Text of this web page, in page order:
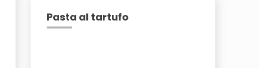
Pasta al tartufo